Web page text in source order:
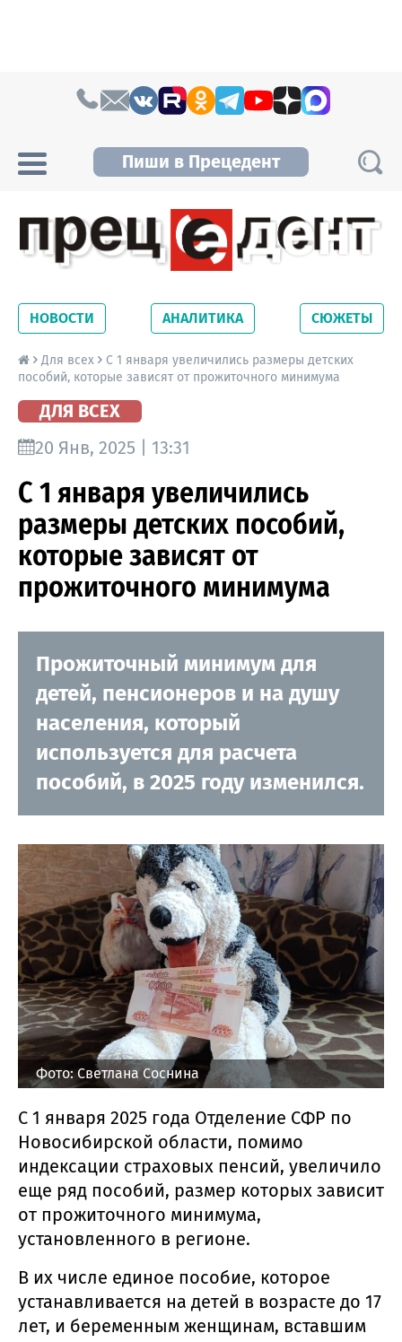
Пиши в Прецедент
Новосибирской области. Читайте свежие
новости на сайте сетевого издания
Precedent.
НОВОСТИ АНАЛИТИКА СЮЖЕТЫ
Для всех
С 1 января увеличились размеры детских
пособий, которые зависят от прожиточного минимума
ДЛЯ ВСЕХ
20 Янв, 2025 | 13:31
С 1 января увеличились
размеры детских пособий,
которые зависят от
прожиточного минимума
Прожиточный минимум для
детей, пенсионеров и на душу
населения, который
используется для расчета
пособий, в 2025 году изменился.
Фото: Светлана Соснина
С 1 января 2025 года Отделение СФР по
Новосибирской области, помимо
индексации страховых пенсий, увеличило
еще ряд пособий, размер которых зависит
от прожиточного минимума,
установленного в регионе.
В их числе единое пособие, которое
устанавливается на детей в возрасте до 17
лет, и беременным женщинам, вставшим